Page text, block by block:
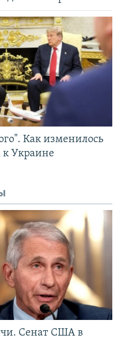
Как изменилось
Украине
Сенат США в